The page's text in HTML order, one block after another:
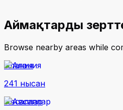
Аймақтарды
Browse nearby areas while
Алания
241 нысан
Авсаллар